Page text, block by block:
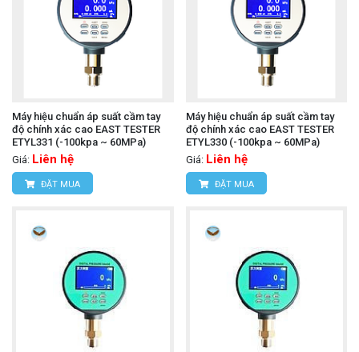
Máy hiệu chuẩn áp suất cầm tay
độ chính xác cao EAST TESTER
ETYL331 (-100kpa ~ 60MPa)
Giá: Liên hệ
ĐẶT MUA
Máy hiệu chuẩn áp suất cầm tay
độ chính xác cao EAST TESTER
ETYL330 (-100kpa ~ 60MPa)
Giá: Liên hệ
ĐẶT MUA